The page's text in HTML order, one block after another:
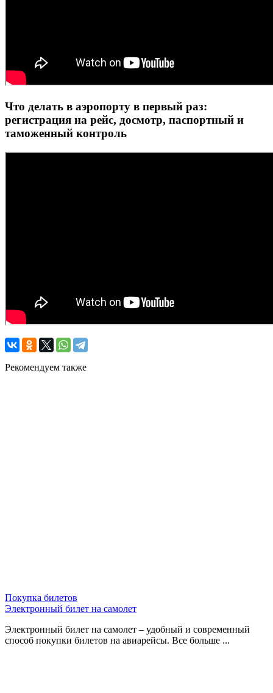
Что делать в аэропорту в первый раз:
регистрация на рейс, досмотр, паспортный и
таможенный контроль
Рекомендуем также
Покупка билетов
Электронный билет на самолет
Электронный билет на самолет – удобный и современный
способ покупки билетов на авиарейсы. Все больше ...